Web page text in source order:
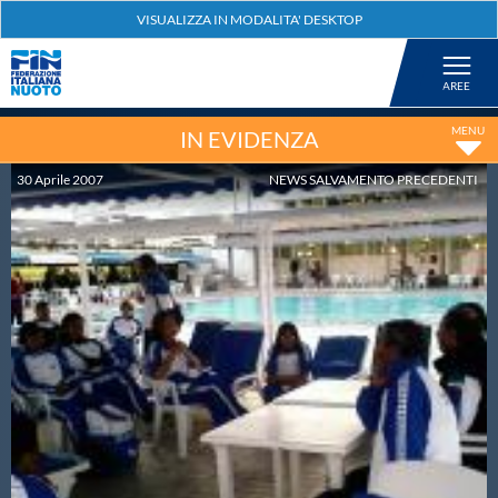
Nuoto
Pallanuoto
Tuffi
Artistico
Fondo
Salvamento
IN EVIDENZA
NEWS SALVAMENTO PRECEDENTI
30Aprile2007